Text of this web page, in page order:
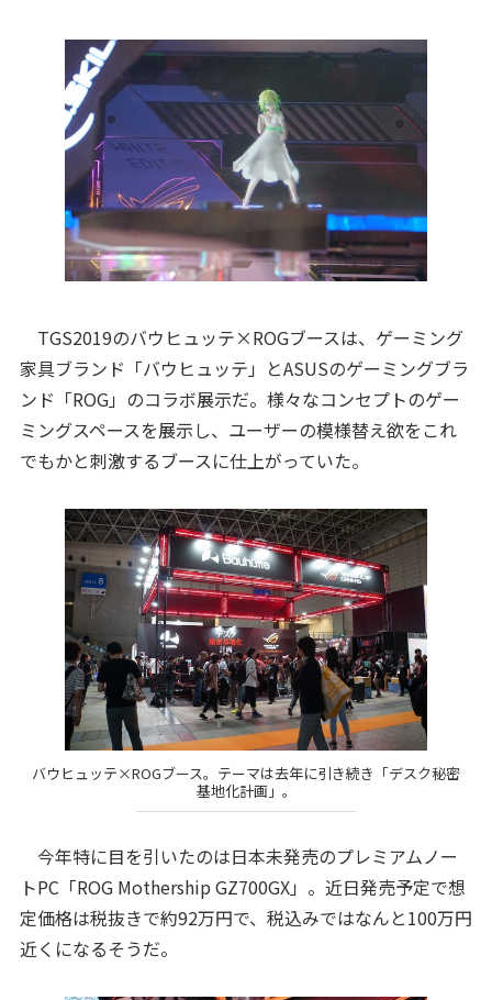
TGS2019のバウヒュッテ×ROGブースは、ゲーミング
家具ブランド「バウヒュッテ」とASUSのゲーミングブラ
ンド「ROG」のコラボ展示だ。様々なコンセプトのゲー
ミングスペースを展示し、ユーザーの模様替え欲をこれ
でもかと刺激するブースに仕上がっていた。
バウヒュッテ×ROGブース。テーマは去年に引き続き「デスク秘密
基地化計画」。
今年特に目を引いたのは日本未発売のプレミアムノー
トPC「ROG Mothership GZ700GX」。近日発売予定で想
定価格は税抜きで約92万円で、税込みではなんと100万円
近くになるそうだ。